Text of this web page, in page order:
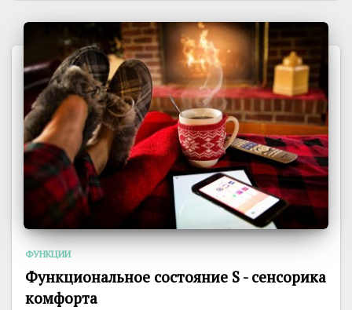
ФУНКЦИИ
Функциональное состояние S - сенсорика
комфорта